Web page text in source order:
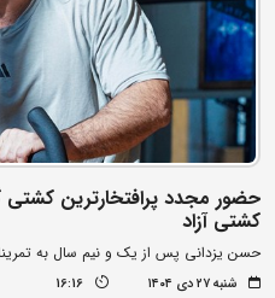
حضور مجدد پرافتخارترین کشتی
کشتی آزاد
حسن یزدانی پس از یک و نیم سال به
شنبه ۲۷ دی ۱۴۰۴ 16:16